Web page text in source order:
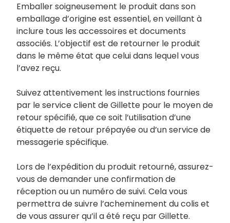
Emballer soigneusement le produit dans son
emballage d’origine est essentiel, en veillant à
inclure tous les accessoires et documents
associés. L’objectif est de retourner le produit
dans le même état que celui dans lequel vous
l’avez reçu.
Suivez attentivement les instructions fournies
par le service client de Gillette pour le moyen de
retour spécifié, que ce soit l’utilisation d’une
étiquette de retour prépayée ou d’un service de
messagerie spécifique.
Lors de l’expédition du produit retourné, assurez-
vous de demander une confirmation de
réception ou un numéro de suivi. Cela vous
permettra de suivre l’acheminement du colis et
de vous assurer qu’il a été reçu par Gillette.